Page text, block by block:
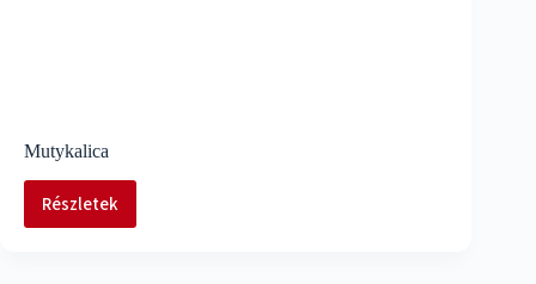
Mutykalica
Részletek
Mutykalica